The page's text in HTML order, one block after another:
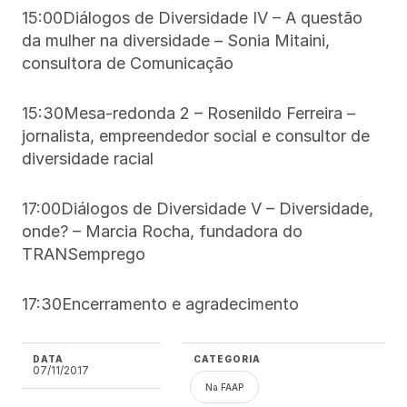
15:00Diálogos de Diversidade IV – A questão
da mulher na diversidade – Sonia Mitaini,
consultora de Comunicação
15:30Mesa-redonda 2 – Rosenildo Ferreira –
jornalista, empreendedor social e consultor de
diversidade racial
17:00Diálogos de Diversidade V – Diversidade,
onde? – Marcia Rocha, fundadora do
TRANSemprego
17:30Encerramento e agradecimento
DATA
07/11/2017
CATEGORIA
Na FAAP